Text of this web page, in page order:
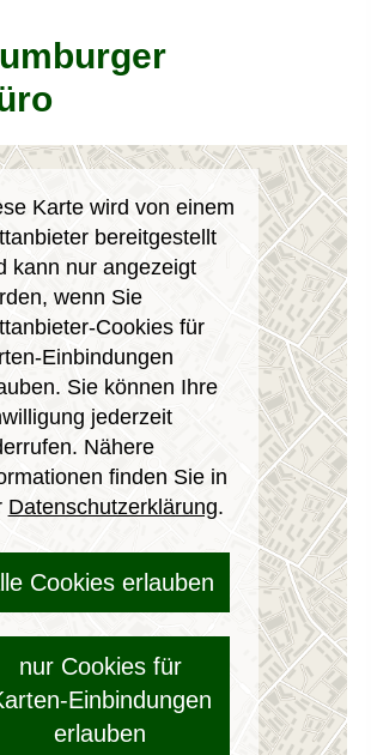
Karte wird von einem
bereitgestellt
kann nur angezeigt
wenn Sie
Cookies für
Einbindungen
Sie können Ihre
jederzeit
Nähere
finden Sie in
Datenschutzerklärung.
Cookies erlauben
nur Cookies für
Einbindungen
erlauben